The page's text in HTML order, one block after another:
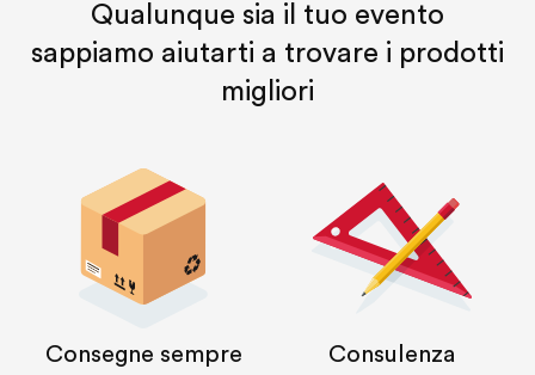
Qualunque sia il tuo evento
sappiamo aiutarti a trovare i prodotti
migliori
Consegne sempre
Consulenza